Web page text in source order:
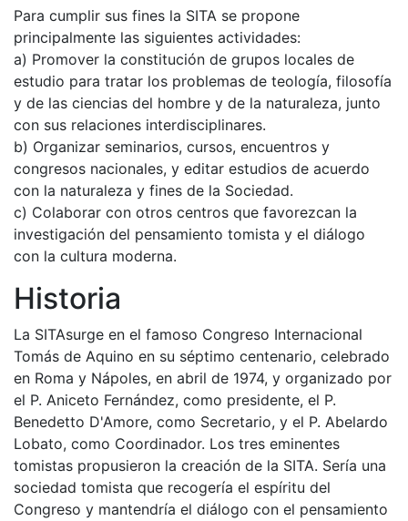
Para cumplir sus fines la SITA se propone
principalmente las siguientes actividades:
a) Promover la constitución de grupos locales de
estudio para tratar los problemas de teología, filosofía
y de las ciencias del hombre y de la naturaleza, junto
con sus relaciones interdisciplinares.
b) Organizar seminarios, cursos, encuentros y
congresos nacionales, y editar estudios de acuerdo
con la naturaleza y fines de la Sociedad.
c) Colaborar con otros centros que favorezcan la
investigación del pensamiento tomista y el diálogo
con la cultura moderna.
Historia
La SITAsurge en el famoso Congreso Internacional
Tomás de Aquino en su séptimo centenario, celebrado
en Roma y Nápoles, en abril de 1974, y organizado por
el P. Aniceto Fernández, como presidente, el P.
Benedetto D'Amore, como Secretario, y el P. Abelardo
Lobato, como Coordinador. Los tres eminentes
tomistas propusieron la creación de la SITA. Sería una
sociedad tomista que recogería el espíritu del
Congreso y mantendría el diálogo con el pensamiento